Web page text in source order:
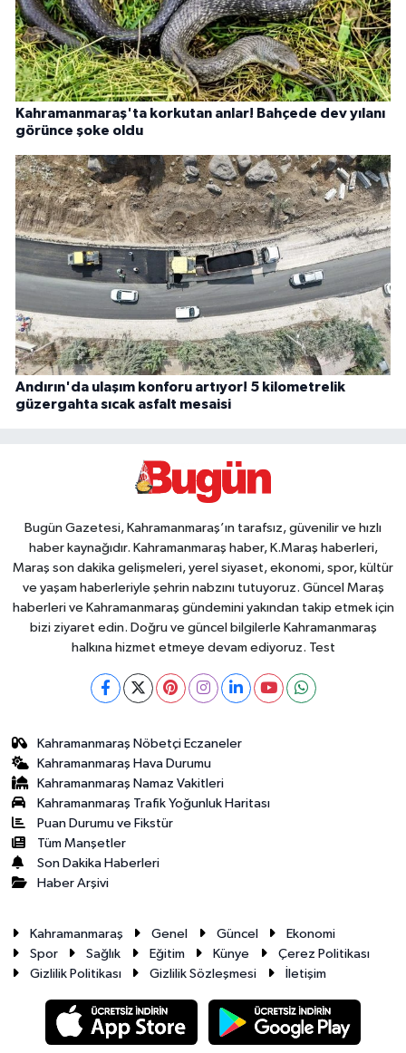
Kahramanmaraş'ta korkutan anlar! Bahçede dev yılanı
görünce şoke oldu
Andırın'da ulaşım konforu artıyor! 5 kilometrelik
güzergahta sıcak asfalt mesaisi
Bugün Gazetesi, Kahramanmaraş’ın tarafsız, güvenilir ve hızlı
haber kaynağıdır. Kahramanmaraş haber, K.Maraş haberleri,
Maraş son dakika gelişmeleri, yerel siyaset, ekonomi, spor, kültür
ve yaşam haberleriyle şehrin nabzını tutuyoruz. Güncel Maraş
haberleri ve Kahramanmaraş gündemini yakından takip etmek için
bizi ziyaret edin. Doğru ve güncel bilgilerle Kahramanmaraş
halkına hizmet etmeye devam ediyoruz. Test
Kahramanmaraş Nöbetçi Eczaneler
Kahramanmaraş Hava Durumu
Kahramanmaraş Namaz Vakitleri
Kahramanmaraş Trafik Yoğunluk Haritası
Puan Durumu ve Fikstür
Tüm Manşetler
Son Dakika Haberleri
Haber Arşivi
Kahramanmaraş Genel Güncel
Ekonomi
Spor
Sağlık Eğitim Künye
Çerez Politikası
Gizlilik Politikası
Gizlilik Sözleşmesi İletişim